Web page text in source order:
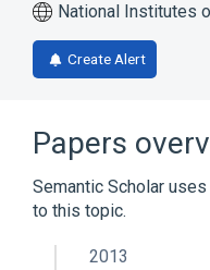
National Institutes
Create Alert
Papers
Semantic Scholar
to this topic.
2013